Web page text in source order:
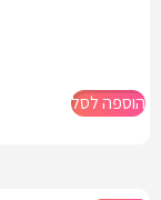
הוספה לסל